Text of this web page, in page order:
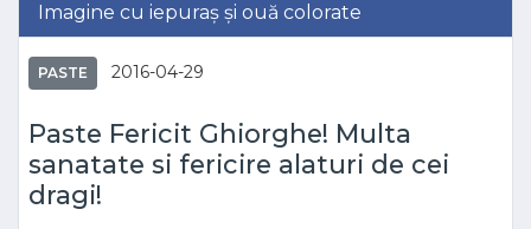
Imagine cu iepuraș și ouă colorate
PASTE 2016-04-29
Paste Fericit Ghiorghe! Multa
sanatate si fericire alaturi de cei
dragi!